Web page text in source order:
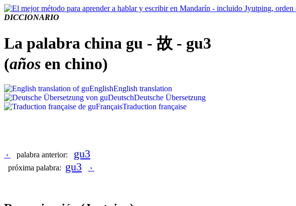
DICCIONARIO
La palabra china gu - 故 - gu3
(años en chino)
EnglishEnglish translation
DeutschDeutsche Übersetzung
FrançaisTraduction française
‹ palabra anterior: gu3
próxima palabra: gu3 ›